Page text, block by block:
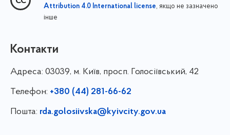
Attribution 4.0 International license, якщо не зазначено
інше
Контакти
Адреса: 03039, м. Київ, просп. Голосіївський, 42
Телефон: +380 (44) 281-66-62
Пошта: rda.golosiivska@kyivcity.gov.ua